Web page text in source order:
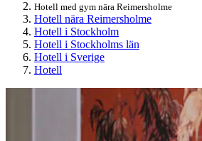
Hotell med gym nära Reimersholme
Hotell nära Reimersholme
Hotell i Stockholm
Hotell i Stockholms län
Hotell i Sverige
Hotell